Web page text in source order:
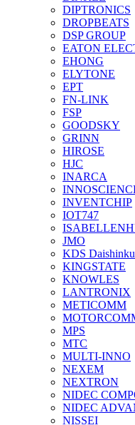
DIPTRONICS
DROPBEATS
DSP GROUP
EATON
EHONG
ELYTONE
EPT
FN-LINK
FSP
GOODSKY
GRINN
HIROSE
HJC
INARCA
INVENTCHIP
IOT747
JMO
KDS
KINGSTATE
KNOWLES
LANTRONIX
METICOMM
MPS
MTC
MULTI-INNO
NEXEM
NEXTRON
NIDEC
NIDEC
NISSEI